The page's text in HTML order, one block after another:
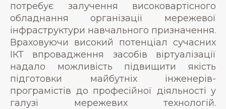
потребує залучення високовартісного
обладнання організації мережевої
інфраструктури навчального призначення.
Враховуючи високий потенціал сучасних
ІКТ впровадження засобів віртуалізації
надало можливість підвищити якість
підготовки майбутніх інженерів-
програмістів до професійної діяльності у
галузі мережевих технологій.